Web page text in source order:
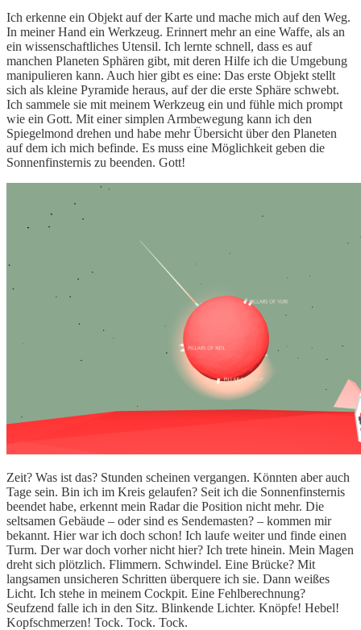
Ich erkenne ein Objekt auf der Karte und mache mich auf den Weg.
In meiner Hand ein Werkzeug. Erinnert mehr an eine Waffe, als an
ein wissenschaftliches Utensil. Ich lernte schnell, dass es auf
manchen Planeten Sphären gibt, mit deren Hilfe ich die Umgebung
manipulieren kann. Auch hier gibt es eine: Das erste Objekt stellt
sich als kleine Pyramide heraus, auf der die erste Sphäre schwebt.
Ich sammele sie mit meinem Werkzeug ein und fühle mich prompt
wie ein Gott. Mit einer simplen Armbewegung kann ich den
Spiegelmond drehen und habe mehr Übersicht über den Planeten
auf dem ich mich befinde. Es muss eine Möglichkeit geben die
Sonnenfinsternis zu beenden. Gott!
Zeit? Was ist das? Stunden scheinen vergangen. Könnten aber auch
Tage sein. Bin ich im Kreis gelaufen? Seit ich die Sonnenfinsternis
beendet habe, erkennt mein Radar die Position nicht mehr. Die
seltsamen Gebäude – oder sind es Sendemasten? – kommen mir
bekannt. Hier war ich doch schon! Ich laufe weiter und finde einen
Turm. Der war doch vorher nicht hier? Ich trete hinein. Mein Magen
dreht sich plötzlich. Flimmern. Schwindel. Eine Brücke? Mit
langsamen unsicheren Schritten überquere ich sie. Dann weißes
Licht. Ich stehe in meinem Cockpit. Eine Fehlberechnung?
Seufzend falle ich in den Sitz. Blinkende Lichter. Knöpfe! Hebel!
Kopfschmerzen! Tock. Tock. Tock.